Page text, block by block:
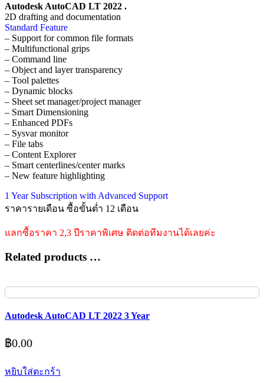
Autodesk AutoCAD LT 2022 .
2D drafting and documentation
Standard Feature
– Support for common file formats
– Multifunctional grips
– Command line
– Object and layer transparency
– Tool palettes
– Dynamic blocks
– Sheet set manager/project manager
– Smart Dimensioning
– Enhanced PDFs
– Sysvar monitor
– File tabs
– Content Explorer
– Smart centerlines/center marks
– New feature highlighting
1 Year Subscription with Advanced Support
ราคารายเดือน ซื้อขั้นต่ำ 12 เดือน
แลกซื้อราคา 2,3 ปีราคาพิเศษ ติดต่อทีมงานได้เลยค่ะ
Related products …
Autodesk AutoCAD LT 2022 3 Year
฿0.00
หยิบใส่ตะกร้า